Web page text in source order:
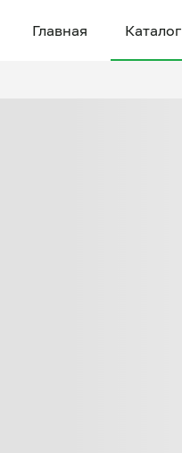
Главная Каталог